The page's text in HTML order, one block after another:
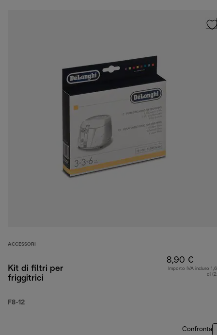
ACCESSORI
Kit di filtri per
friggitrici
F8-12
8,90 €
Importo IVA incluso
di
Confronta